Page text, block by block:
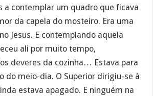
a contemplar um quadro que ficava
da capela do mosteiro. Era uma
Jesus. E contemplando aquela
ali por muito tempo,
deveres da cozinha… Estava para
do meio-dia. O Superior dirigiu-se à
estava apagado. E ninguém na